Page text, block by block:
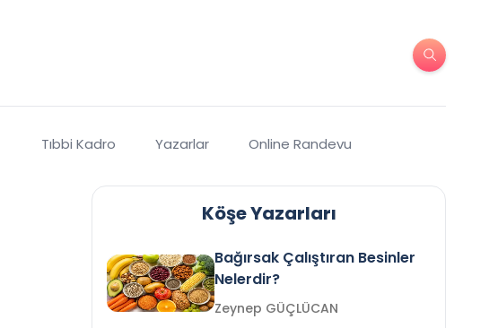
Tıbbi Kadro Yazarlar Online Randevu
Köşe Yazarları
Bağırsak Çalıştıran Besinler
Nelerdir?
Zeynep GÜÇLÜCAN